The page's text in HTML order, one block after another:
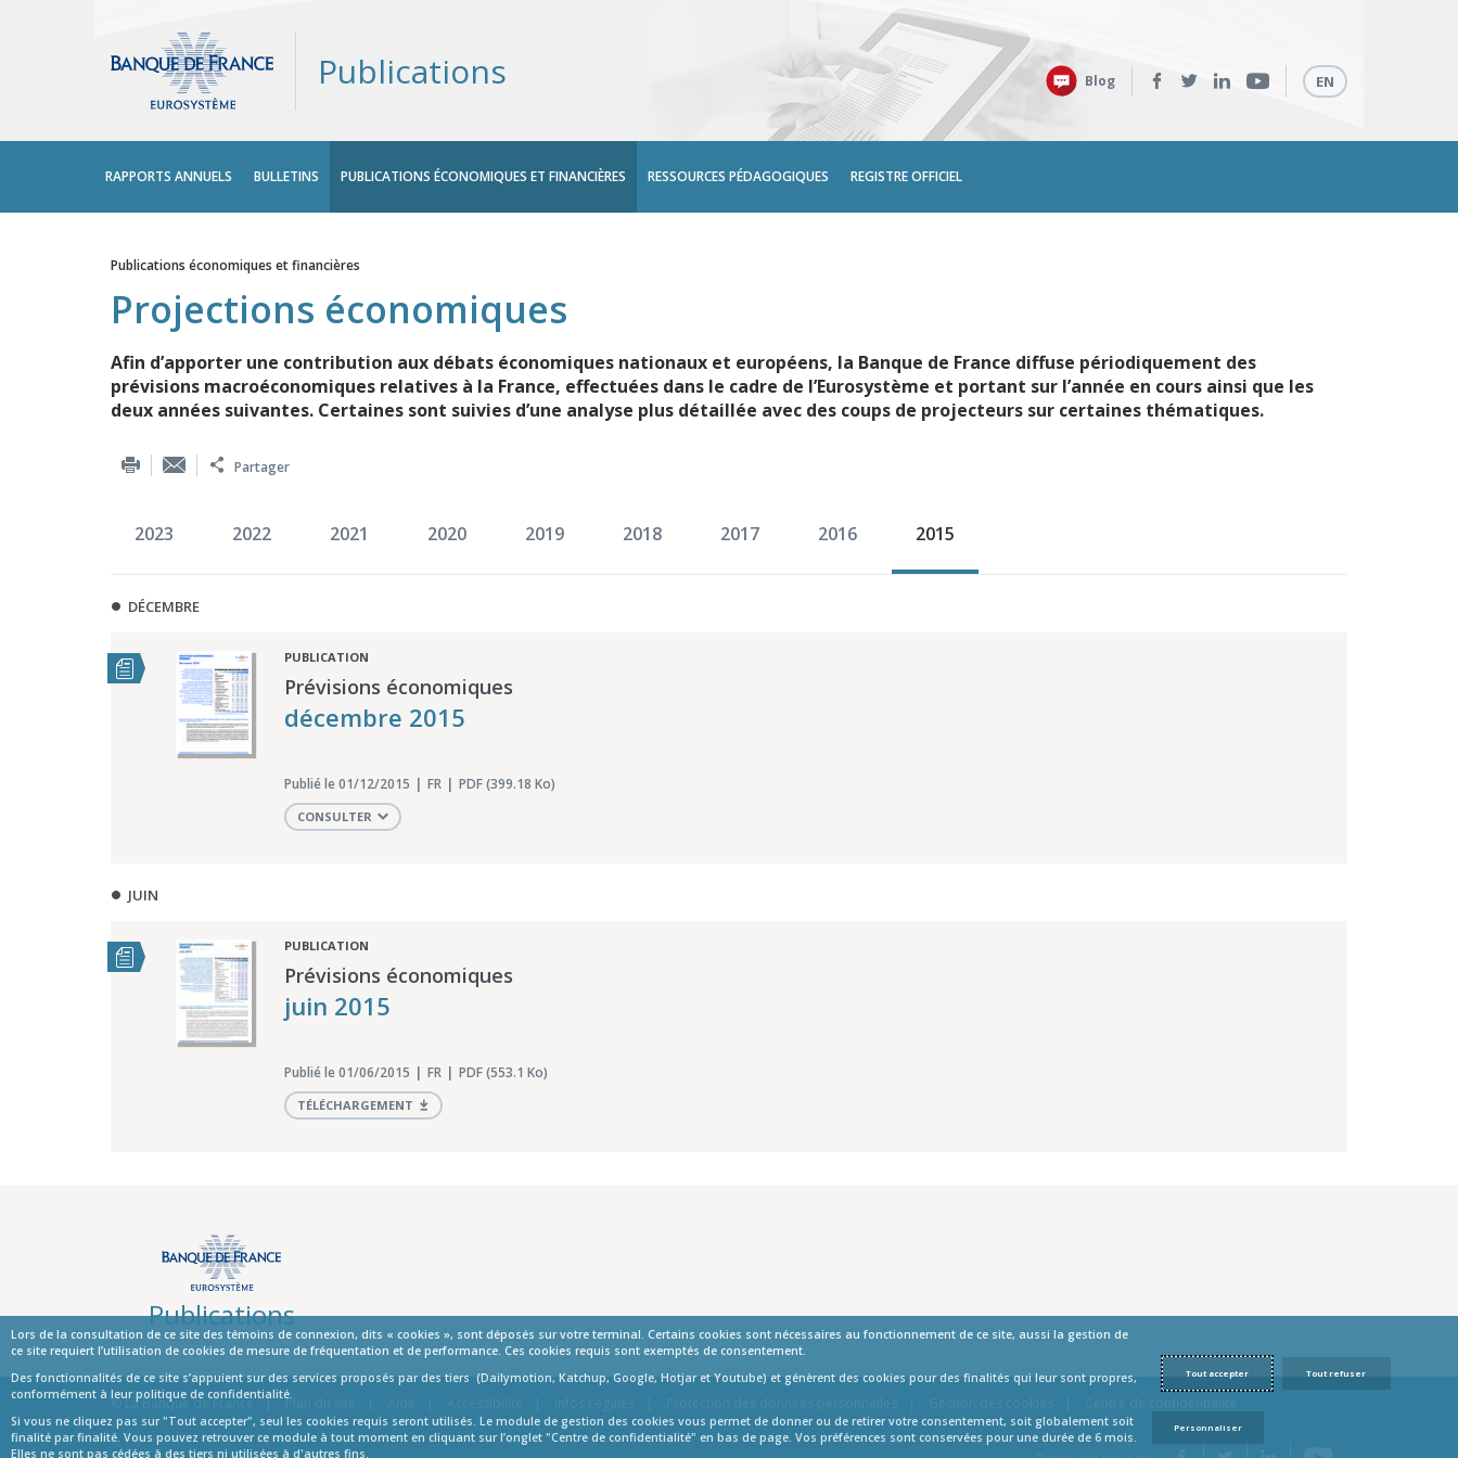
Lors de la consultation de ce site des témoins de connexion, dits « cookies », sont déposés sur votre terminal. Certains cookies sont nécessaires au fonctionnement de ce site, aussi la gestion de
ce site requiert l’utilisation de cookies de mesure de fréquentation et de performance. Ces cookies requis sont exemptés de consentement.
Des fonctionnalités de ce site s’appuient sur des services proposés par des tiers (Dailymotion, Katchup, Google, Hotjar et Youtube) et génèrent des cookies pour des finalités qui leur sont propres,
conformément à leur politique de confidentialité.
Si vous ne cliquez pas sur "Tout accepter", seul les cookies requis seront utilisés. Le module de gestion des cookies vous permet de donner ou de retirer votre consentement, soit globalement soit
finalité par finalité. Vous pouvez retrouver ce module à tout moment en cliquant sur l’onglet "Centre de confidentialité" en bas de page. Vos préférences sont conservées pour une durée de 6 mois.
Elles ne sont pas cédées à des tiers ni utilisées à d'autres fins.
Tout accepter Tout refuser
Personnaliser
Publications
Retrouvez-
:
Blog Langues
EN
principal
RAPPORTS ANNUELS BULLETINS PUBLICATIONS ÉCONOMIQUES ET FINANCIÈRES RESSOURCES PÉDAGOGIQUES REGISTRE OFFICIEL
Vous êtes ici
Publications économiques et financières
Projections économiques
Afin d’apporter une contribution aux débats économiques nationaux et européens, la Banque de France diffuse périodiquement des
prévisions macroéconomiques relatives à la France, effectuées dans le cadre de l’Eurosystème et portant sur l’année en cours ainsi que les
deux années suivantes. Certaines sont suivies d’une analyse plus détaillée avec des coups de projecteurs sur certaines thématiques.
Partager
2023 2022 2021 2020 2019 2018 2017 2016 2015
DÉCEMBRE
PUBLICATION
Prévisions économiques
décembre 2015
Publié le 01/12/2015 FR PDF (399.18 Ko)
CONSULTER
JUIN
PUBLICATION
Prévisions économiques
juin 2015
Publié le 01/06/2015 FR PDF (553.1 Ko)
TÉLÉCHARGEMENT
Publications
© La Banque de FranceInformations
Plan du site